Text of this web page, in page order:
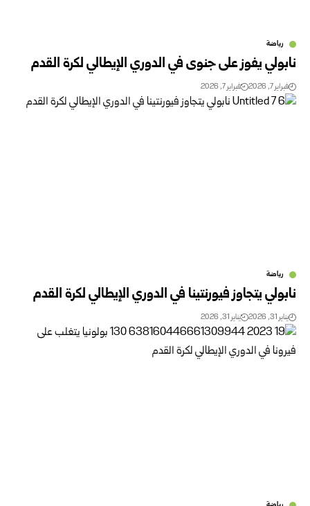
رياضة
نابولي يفوز على جنوى في الدوري الإيطالي لكرة القدم
فبراير 7, 2026 فبراير 7, 2026
رياضة
نابولي يتجاوز فيورنتينا في الدوري الإيطالي لكرة القدم
يناير 31, 2026 يناير 31, 2026